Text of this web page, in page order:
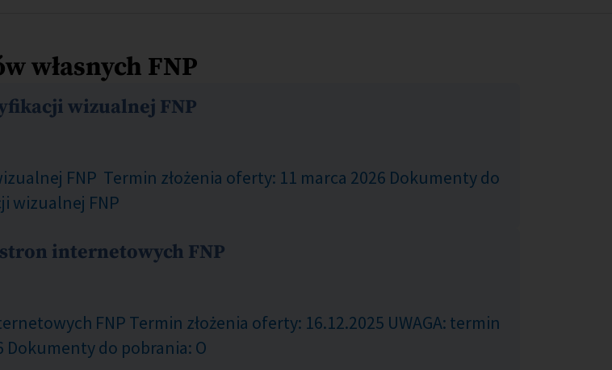
własnych FNP
wizualnej FNP
FNP Termin złożenia oferty: 11 marca 2026 Dokumenty do
wizualnej FNP
internetowych FNP
FNP Termin złożenia oferty: 16.12.2025 UWAGA: termin
Dokumenty do pobrania: O